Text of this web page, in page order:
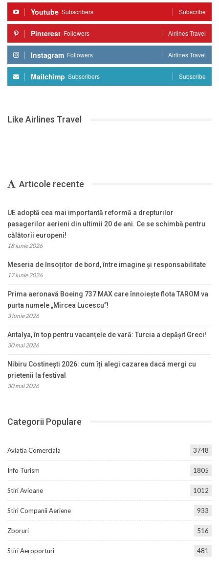
Youtube Subscribers Subscribe
Pinterest Followers Airlines Travel
Instagram Followers Airlines Travel
Mailchimp Subscribers Subscribe
Like Airlines Travel
Articole recente
UE adoptă cea mai importantă reformă a drepturilor
pasagerilor aerieni din ultimii 20 de ani. Ce se schimbă pentru
călătorii europeni!
18 iunie 2026
Meseria de însoțitor de bord, între imagine și responsabilitate
17 iunie 2026
Prima aeronavă Boeing 737 MAX care înnoiește flota TAROM va
purta numele „Mircea Lucescu”!
3 iunie 2026
Antalya, în top pentru vacanțele de vară: Turcia a depășit Greci!
30 mai 2026
Nibiru Costinești 2026: cum îți alegi cazarea dacă mergi cu
prietenii la festival
30 mai 2026
Categorii Populare
Aviatia Comerciala 3748
Info Turism 1805
Stiri Avioane 1012
Stiri Companii Aeriene 933
Zboruri 516
Stiri Aeroporturi 481